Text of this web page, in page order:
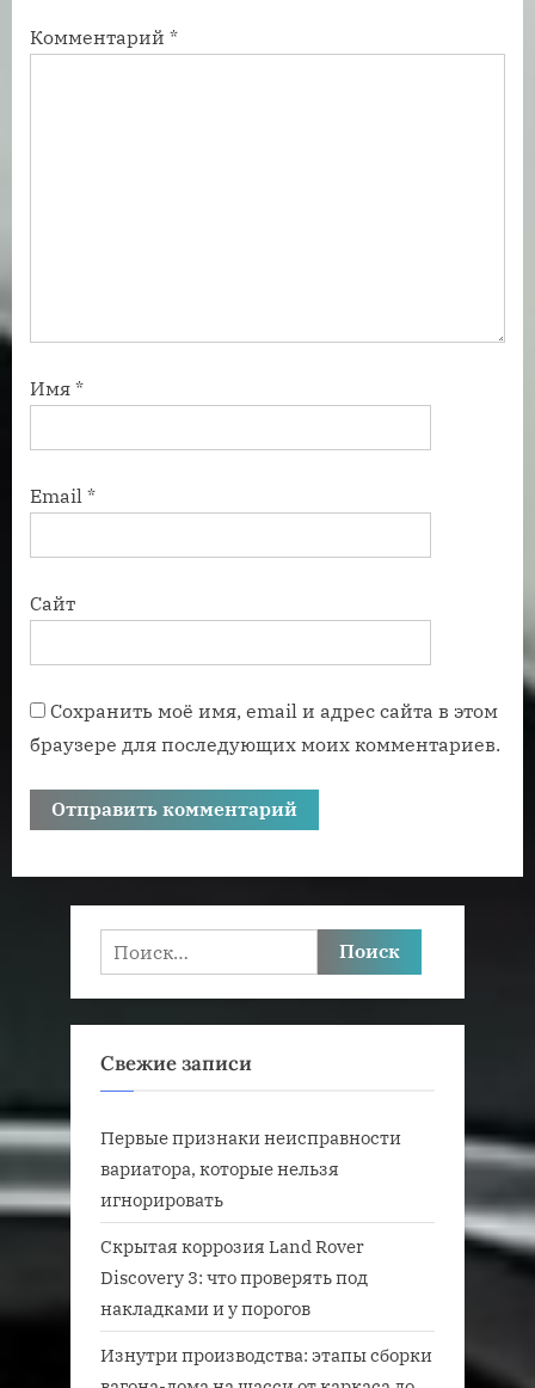
ь
Комментарий *
Имя *
Email *
Сайт
Сохранить моё имя, email и адрес сайта в этом
браузере для последующих моих комментариев.
Найти:
Свежие записи
Первые признаки неисправности
вариатора, которые нельзя
игнорировать
Скрытая коррозия Land Rover
Discovery 3: что проверять под
накладками и у порогов
Изнутри производства: этапы сборки